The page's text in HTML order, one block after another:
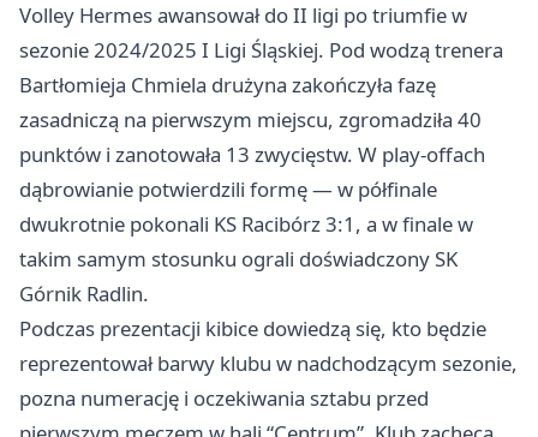
Volley Hermes awansował do II ligi po triumfie w
sezonie 2024/2025 I Ligi Śląskiej. Pod wodzą trenera
Bartłomieja Chmiela drużyna zakończyła fazę
zasadniczą na pierwszym miejscu, zgromadziła 40
punktów i zanotowała 13 zwycięstw. W play-offach
dąbrowianie potwierdzili formę — w półfinale
dwukrotnie pokonali KS Racibórz 3:1, a w finale w
takim samym stosunku ograli doświadczony SK
Górnik Radlin.
Podczas prezentacji kibice dowiedzą się, kto będzie
reprezentował barwy klubu w nadchodzącym sezonie,
pozna numerację i oczekiwania sztabu przed